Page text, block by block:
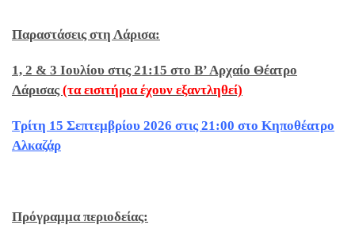
Παραστάσεις στη Λάρισα:
1, 2 & 3 Ιουλίου στις 21:15 στο Β’ Αρχαίο Θέατρο
Λάρισας(τα εισιτήρια έχουν εξαντληθεί)
Τρίτη 15 Σεπτεμβρίου 2026 στις 21:00 στο Κηποθέατρο
Αλκαζάρ
Πρόγραμμα περιοδείας: